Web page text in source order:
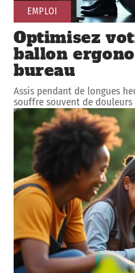
EMPLOI
Optimisez
ballon
bureau
Assis pendant de longues
souffre souvent de douleurs